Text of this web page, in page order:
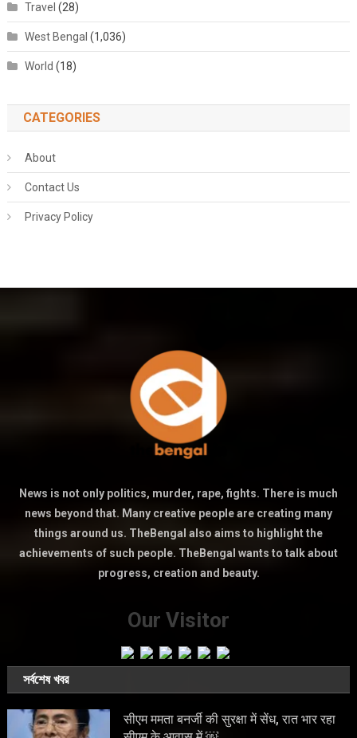
Travel (28)
West Bengal (1,036)
World (18)
CATEGORIES
About
Contact Us
Privacy Policy
News is not only politics, murder, rape, fights. There is much
news beyond that. Many creative people are creating many
things around us. TheBengal also aims to highlight the
achievements of such people. TheBengal wants to talk about
progress, creation and beauty.
Our Visitor
সর্বশেষ খবর
सीएम ममता बनर्जी की सुरक्षा में सेंध, रात भार रहा